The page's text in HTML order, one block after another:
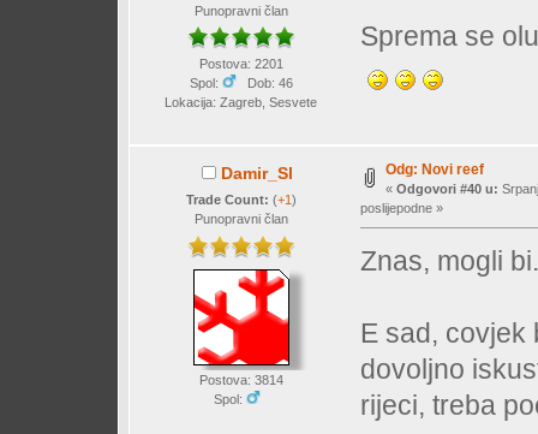
Punopravni član
Postova: 2201
Spol:
Dob: 46
Lokacija: Zagreb, Sesvete
Sprema se
Damir_Sl
Trade Count: (+1)
Punopravni član
Postova: 3814
Spol:
Odg: Novi reef
« Odgovori #40 u:
poslijepodne »
Znas, mogli
E sad, covjek
dovoljno
rijeci, treba